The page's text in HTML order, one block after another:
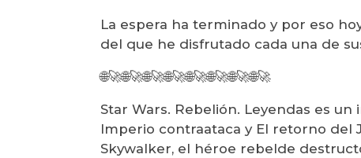
La espera ha terminado y por eso
del que he disfrutado cada una de
🌐🚀🌐🚀🌐🚀🌐🚀🌐🚀🌐🚀🌐🚀🌐🚀
Star Wars. Rebelión. Leyendas es
Imperio contraataca y El retorno del
Skywalker, el héroe rebelde